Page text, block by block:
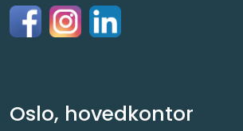
Oslo, hovedkontor